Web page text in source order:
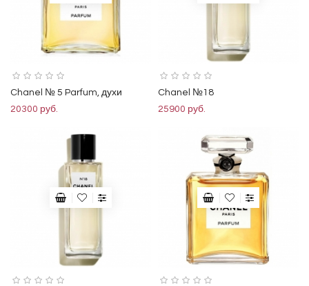
Chanel № 5 Parfum, духи
20300 руб.
Chanel №18
25900 руб.